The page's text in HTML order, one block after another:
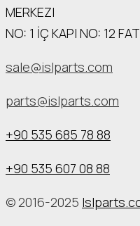
MERKEZI
NO: 1 İÇ КАРI NO: 12
sale@islparts.com
parts@islparts.com
+90 535 685 78 88
+90 535 607 08 88
© 2016-2025